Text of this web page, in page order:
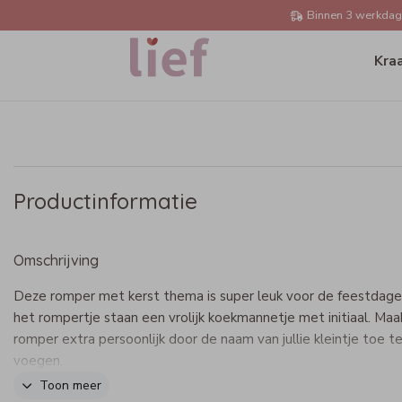
Binnen 3
Productinformatie
Omschrijving
Deze romper met kerst thema is super leuk voor de
het rompertje staan een vrolijk koekmannetje met initiaal.
romper extra persoonlijk door de naam van jullie kleintje toe te
voegen.
Toon meer